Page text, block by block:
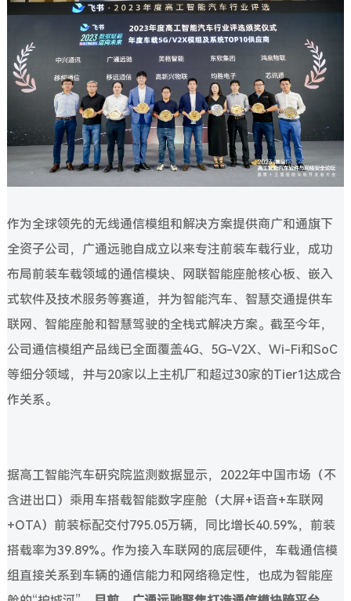
作为全球领先的无线通信模组和解决方案提供商广和通旗下
全资子公司，广通远驰自成立以来专注前装车载行业，成功
布局前装车载领域的通信模块、网联智能座舱核心板、嵌入
式软件及技术服务等赛道，并为智能汽车、智慧交通提供车
联网、智能座舱和智慧驾驶的全栈式解决方案。截至今年，
公司通信模组产品线已全面覆盖4G、5G-V2X、Wi-Fi和SoC
等细分领域，并与20家以上主机厂和超过30家的Tier1达成合
作关系。
据高工智能汽车研究院监测数据显示，2022年中国市场（不
含进出口）乘用车搭载智能数字座舱（大屏+语音+车联网
+OTA）前装标配交付795.05万辆，同比增长40.59%，前装
搭载率为39.89%。作为接入车联网的底层硬件，车载通信模
组直接关系到车辆的通信能力和网络稳定性，也成为智能座